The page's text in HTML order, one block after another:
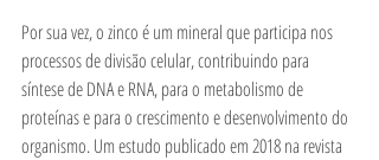
Por sua vez, o zinco é um mineral que participa nos
processos de divisão celular, contribuindo para
síntese de DNA e RNA, para o metabolismo de
proteínas e para o crescimento e desenvolvimento do
organismo. Um estudo publicado em 2018 na revista